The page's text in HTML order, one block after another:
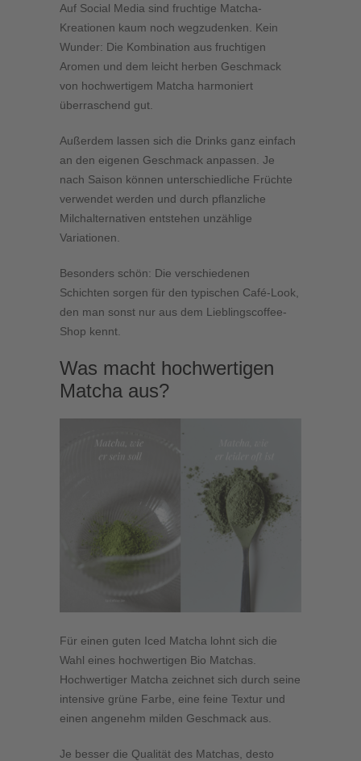
Auf Social Media sind fruchtige Matcha-
Kreationen kaum noch wegzudenken. Kein
Wunder: Die Kombination aus fruchtigen
Aromen und dem leicht herben Geschmack
von hochwertigem Matcha harmoniert
überraschend gut.
Außerdem lassen sich die Drinks ganz einfach
an den eigenen Geschmack anpassen. Je
nach Saison können unterschiedliche Früchte
verwendet werden und durch pflanzliche
Milchalternativen entstehen unzählige
Variationen.
Besonders schön: Die verschiedenen
Schichten sorgen für den typischen Café-Look,
den man sonst nur aus dem Lieblingscoffee-
Shop kennt.
Was macht hochwertigen
Matcha aus?
Für einen guten Iced Matcha lohnt sich die
Wahl eines hochwertigen Bio Matchas.
Hochwertiger Matcha zeichnet sich durch seine
intensive grüne Farbe, eine feine Textur und
einen angenehm milden Geschmack aus.
Je besser die Qualität des Matchas, desto